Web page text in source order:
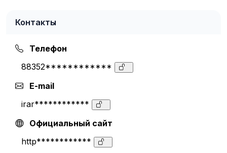
Контакты
Телефон
88352************
E-mail
irar************
Официальный сайт
http************